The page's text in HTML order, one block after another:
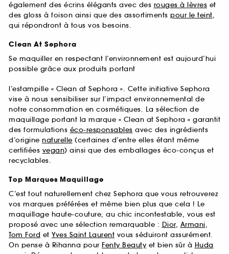
également des écrins élégants avec des rouges à lèvres et
des gloss à foison ainsi que des assortiments pour le teint,
qui répondront à tous vos besoins.
Clean At Sephora
Se maquiller en respectant l’environnement est aujourd’hui
possible grâce aux produits portant
l’estampille « Clean at Sephora ». Cette initiative Sephora
vise à nous sensibiliser sur l’impact environnemental de
notre consommation en cosmétiques. La sélection de
maquillage portant la marque « Clean at Sephora » garantit
des formulations éco-responsables avec des ingrédients
d’origine naturelle (certaines d’entre elles étant même
certifiées vegan) ainsi que des emballages éco-conçus et
recyclables.
Top Marques Maquillage
C’est tout naturellement chez Sephora que vous retrouverez
vos marques préférées et même bien plus que cela ! Le
maquillage haute-couture, au chic incontestable, vous est
proposé avec une sélection remarquable : Dior, Armani,
Tom Ford et Yves Saint Laurent vous séduiront assurément.
On pense à Rihanna pour Fenty Beautyet bien sûr à Huda